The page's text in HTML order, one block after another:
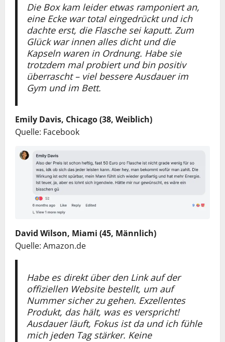
Die Box kam leider etwas ramponiert an,
eine Ecke war total eingedrückt und ich
dachte erst, die Flasche sei kaputt. Zum
Glück war innen alles dicht und die
Kapseln waren in Ordnung. Habe sie
trotzdem mal probiert und bin positiv
überrascht – viel bessere Ausdauer im
Gym und im Bett.
Emily Davis, Chicago (38, Weiblich)
Quelle: Facebook
David Wilson, Miami (45, Männlich)
Quelle: Amazon.de
Habe es direkt über den Link auf der
offiziellen Website bestellt, um auf
Nummer sicher zu gehen. Exzellentes
Produkt, das hält, was es verspricht!
Ausdauer läuft, Fokus ist da und ich fühle
mich jeden Tag stärker. Keine